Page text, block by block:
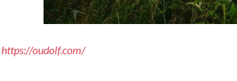
https://oudolf.com/